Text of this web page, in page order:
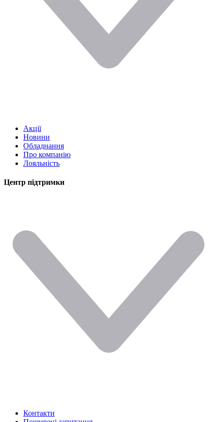
Акції
Новини
Обладнання
Про компанію
Лояльність
Центр підтримки
Контакти